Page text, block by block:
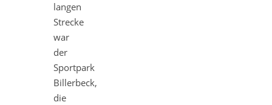
langen
Strecke
war
der
Sportpark
Billerbeck,
die